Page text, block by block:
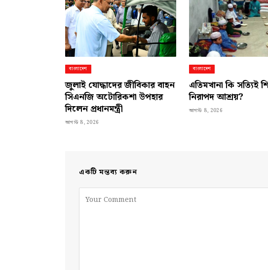
বাংলাদেশ
জুলাই যোদ্ধাদের জীবিকার বাহন
সিএনজি অটোরিকশা উপহার
দিলেন প্রধানমন্ত্রী
আগস্ট 8, 2026
বাংলাদেশ
এতিমখানা কি সত্যিই
নিরাপদ আশ্রয়?
আগস্ট 8, 2026
একটি মন্তব্য করুন